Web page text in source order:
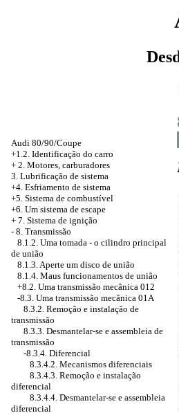
Audi 80/90/Coupe
+1.2. Identificação do carro
+ 2. Motores, carburadores
3. Lubrificação de sistema
+4. Esfriamento de sistema
+5. Sistema de combustível
+6. Um sistema de escape
+ 7. Sistema de ignição
- 8. Transmissão
8.1.2. Uma tomada - o cilindro principal
de união
8.1.3. Aperte um disco de união
8.1.4. Maus funcionamentos de união
+8.2. Uma transmissão mecânica 012
-8.3. Uma transmissão mecânica 01А
8.3.2. Remoção e instalação de
transmissão
8.3.3. Desmantelar-se e assembleia de
transmissão
-8.3.4. Diferencial
8.3.4.2. Mecanismos diferenciais
8.3.4.3. Remoção e instalação
diferencial
8.3.4.4. Desmantelar-se e assembleia
diferencial